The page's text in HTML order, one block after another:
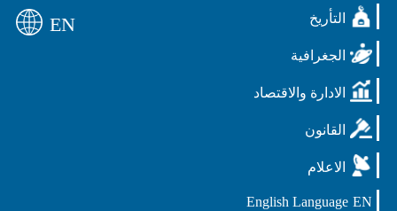
التأريخ
الجغرافية
الادارة والاقتصاد
القانون
الاعلام
EN
English Language
EN